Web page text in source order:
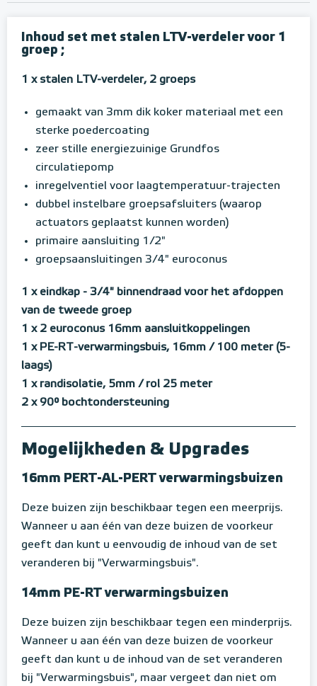
Inhoud set met stalen LTV-verdeler voor 1
groep ;
1 x stalen LTV-verdeler, 2 groeps
gemaakt van 3mm dik koker materiaal met een
sterke poedercoating
zeer stille energiezuinige Grundfos
circulatiepomp
inregelventiel voor laagtemperatuur-trajecten
dubbel instelbare groepsafsluiters (waarop
actuators geplaatst kunnen worden)
primaire aansluiting 1/2"
groepsaansluitingen 3/4" euroconus
1 x eindkap - 3/4" binnendraad voor het afdoppen
van de tweede groep
1 x 2 euroconus 16mm aansluitkoppelingen
1 x PE-RT-verwarmingsbuis, 16mm / 100 meter (5-
laags)
1 x randisolatie, 5mm / rol 25 meter
2 x 90° bochtondersteuning
Mogelijkheden & Upgrades
16mm PERT-AL-PERT verwarmingsbuizen
Deze buizen zijn beschikbaar tegen een meerprijs.
Wanneer u aan één van deze buizen de voorkeur
geeft dan kunt u eenvoudig de inhoud van de set
veranderen bij "Verwarmingsbuis".
14mm PE-RT verwarmingsbuizen
Deze buizen zijn beschikbaar tegen een minderprijs.
Wanneer u aan één van deze buizen de voorkeur
geeft dan kunt u de inhoud van de set veranderen
bij "Verwarmingsbuis", maar vergeet dan niet om